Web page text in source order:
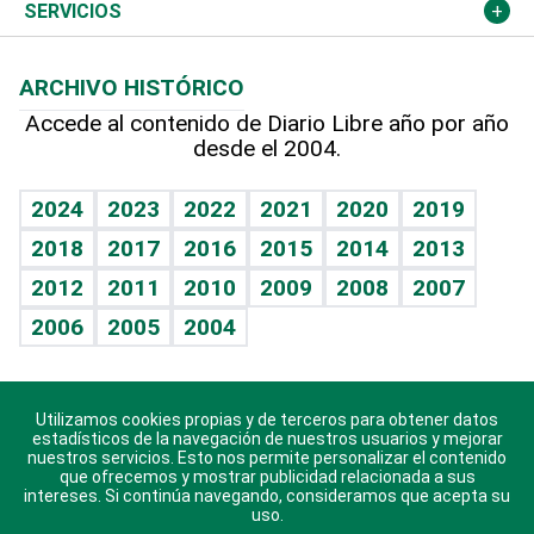
Economía personal
Podcast Arte Libre
Hablando con el pediatra
Vida y familia
Eñe
Celebrando la vida
Sin complejos
En pocas palabras
Escuchando al corazón
Economía Personal
Más deportes
Línea de hit
TBT Deportivo
Columnistas
Más firmas
Cambio climático
Opinión
Hecho en casa
Guía del dinero
SERVICIOS
Cumpleaños
Horóscopos
Crucigramas
ARCHIVO HISTÓRICO
Accede al contenido de Diario Libre año por año
desde el 2004.
2024 2023 2022 2021 2020
2019
2018
2017 2016 2015 2014
2013
2012
2011 2010 2009 2008
2007
2006
2005 2004
Descarga nuestras aplicaciones para Android, iOS y
sistema Huawei.
Utilizamos cookies propias y de terceros para obtener datos
estadísticos de la navegación de nuestros usuarios y mejorar
nuestros servicios. Esto nos permite personalizar el contenido
que ofrecemos y mostrar publicidad relacionada a sus
intereses. Si continúa navegando, consideramos que acepta su
uso.